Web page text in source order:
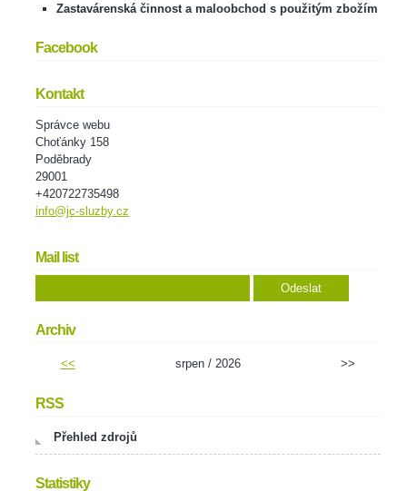
Zastavárenská činnost a maloobchod s použitým zbožím
Facebook
Kontakt
Správce webu
Choťánky 158
Poděbrady
29001
+420722735498
info@jc-sluzby.cz
Mail list
Archiv
<< srpen / 2026 >>
RSS
Přehled zdrojů
Statistiky